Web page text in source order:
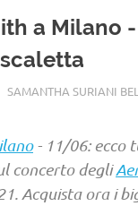
a Milano
SAMANTHA SURIANI
- 11/06: ecco
concerto degli
Acquista ora i